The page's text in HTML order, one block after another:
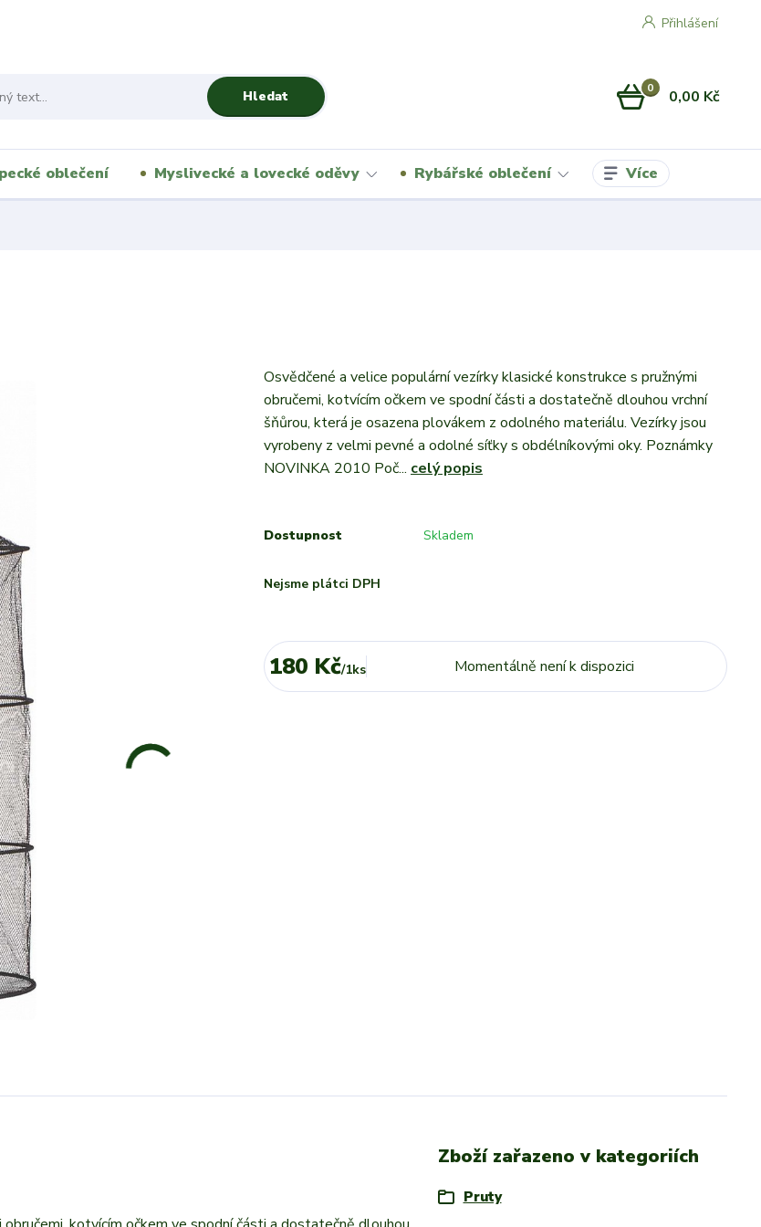
Přihlášení
Hledat 0 0,00 Kč
oblečení Myslivecké a lovecké oděvy Rybářské oblečení Více
Osvědčené a velice populární vezírky klasické konstrukce s pružnými
obručemi, kotvícím očkem ve spodní části a dostatečně dlouhou vrchní
šňůrou, která je osazena plovákem z odolného materiálu. Vezírky jsou
vyrobeny z velmi pevné a odolné síťky s obdélníkovými oky. Poznámky
NOVINKA 2010 Poč... celý popis
Dostupnost Skladem
Nejsme plátci DPH
180 Kč/1ks Momentálně není k dispozici
Zboží zařazeno v kategoriích
Pruty